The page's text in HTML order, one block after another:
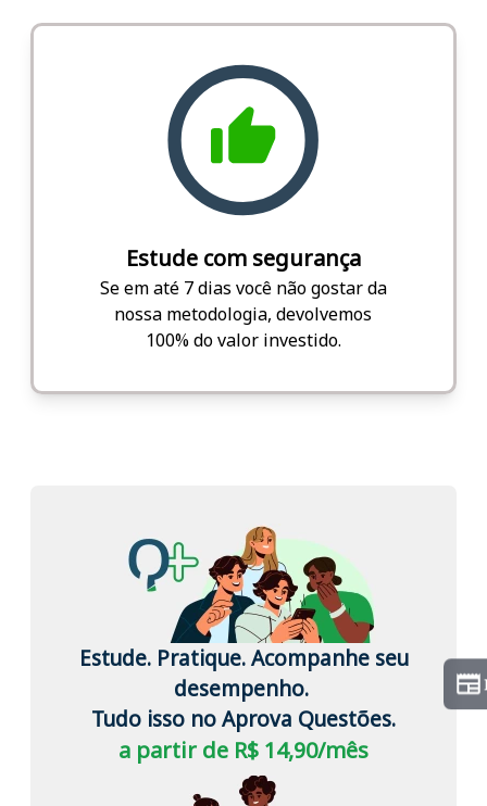
Estude com segurança
Se em até 7 dias você não gostar da
nossa metodologia, devolvemos
100% do valor investido.
Estude. Pratique. Acompanhe seu
desempenho.
Tudo isso no Aprova Questões.
a partir de R$ 14,90/mês